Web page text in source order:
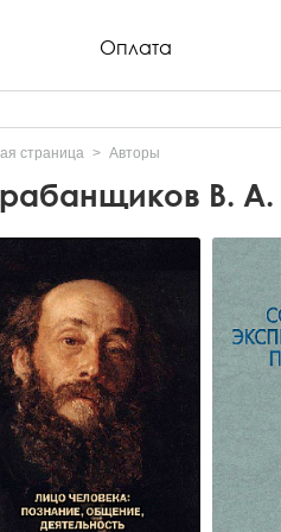
Оплата
страница Авторы
В. А.